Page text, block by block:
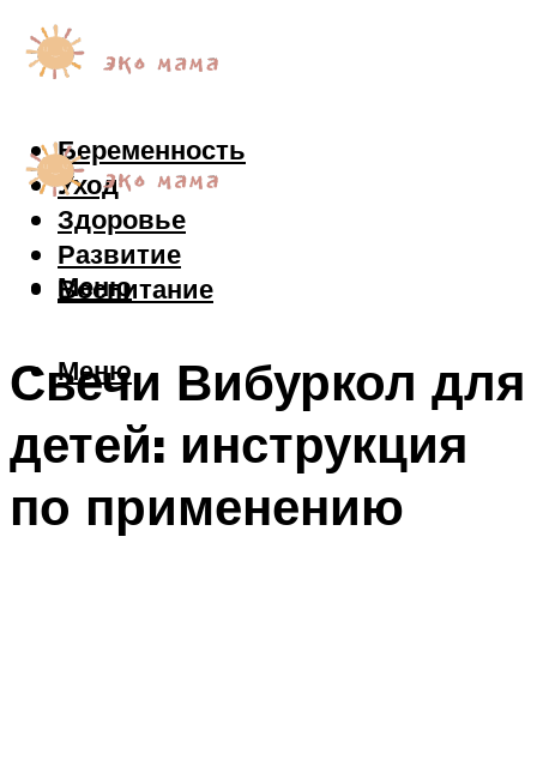
Беременность
Уход
Здоровье
Развитие
Воспитание
Меню
Меню
Свечи Вибуркол для
детей: инструкция
по применению